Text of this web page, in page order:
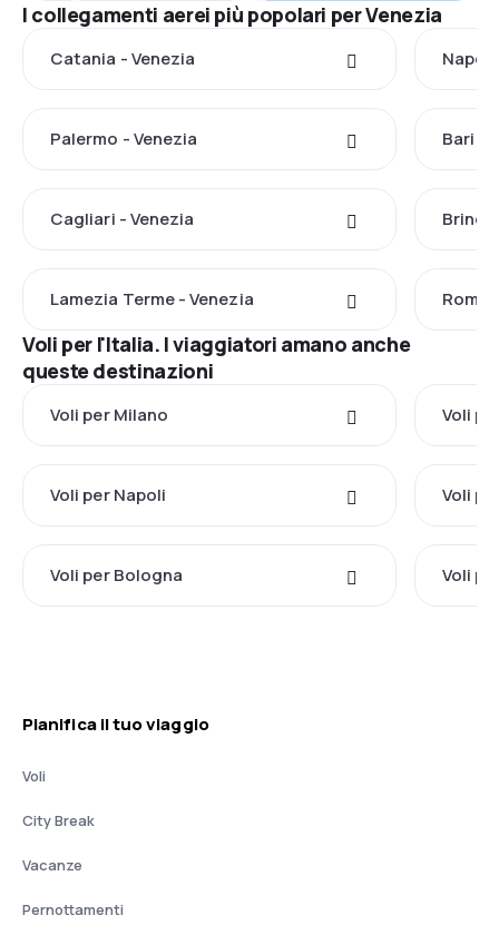
I collegamenti aerei più popolari per Venezia
Catania - Venezia Napoli
Palermo - Venezia Bari -
Cagliari - Venezia
Lamezia Terme - Venezia Roma
Voli per l'Italia. I viaggiatori amano anche
queste destinazioni
Voli per Milano Voli
Voli per Napoli Voli
Voli per Bologna Voli
Pianifica il tuo viaggio
Voli
City Break
Vacanze
Pernottamenti